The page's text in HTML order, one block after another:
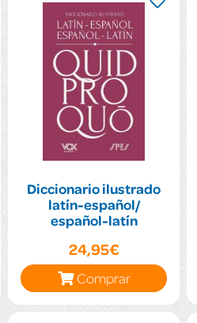
Diccionario ilustrado
latín-español/
español-latín
24,95€
Comprar